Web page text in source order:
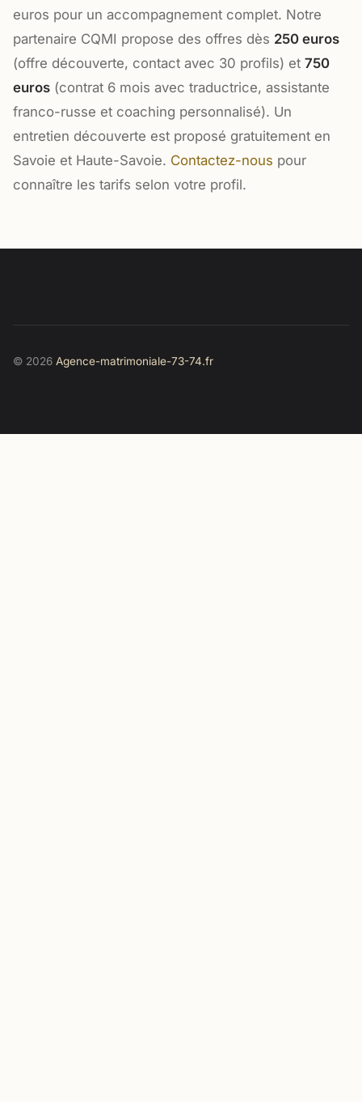
euros pour un accompagnement complet. Notre
partenaire CQMI propose des offres dès 250 euros
(offre découverte, contact avec 30 profils) et 750
euros (contrat 6 mois avec traductrice, assistante
franco-russe et coaching personnalisé). Un
entretien découverte est proposé gratuitement en
Savoie et Haute-Savoie. Contactez-nous pour
connaître les tarifs selon votre profil.
© 2026 Agence-matrimoniale-73-74.fr